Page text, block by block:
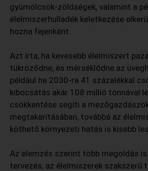
gyümölcsök-zöldségek, valamint a
élelmiszerhulladék keletkezése
hozna fejenként.
Azt írta, ha kevesebb élelmiszert
tükröződne, és mérséklődne az
például ha 2030-ra 41 százalékkal
kibocsátás akár 108 millió tonnával
csökkentése segíti a
megtakarításában, továbbá az
köthető környezeti hatás is kisebb
Az elemzés szerint több megoldás
tervezés, az élelmiszerek szakszerű